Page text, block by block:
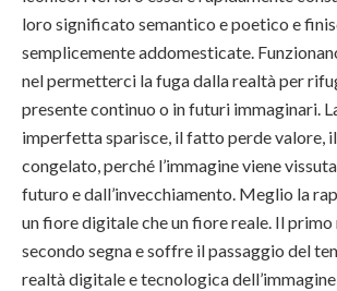
loro significato semantico e poetico e
semplicemente addomesticate.
nel permetterci la fuga dalla realtà per
presente continuo o in futuri immaginari.
imperfetta sparisce, il fatto perde valore,
congelato, perché l’immagine viene
futuro e dall’invecchiamento. Meglio la
un fiore digitale che un fiore reale. Il primo
secondo segna e soffre il passaggio del
realtà digitale e tecnologica